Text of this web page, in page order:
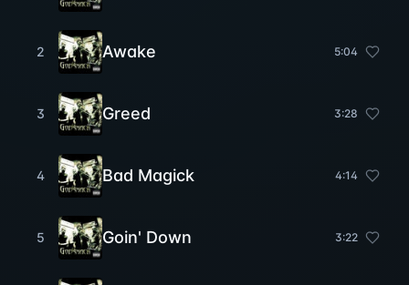
2 Awake 5:04
3 Greed 3:28
4 Bad Magick 4:14
5 Goin' Down 3:22